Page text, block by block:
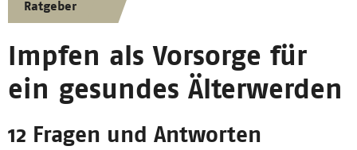
Ratgeber
Impfen als Vorsorge für
ein gesundes Älterwerden
12 Fragen und Antworten